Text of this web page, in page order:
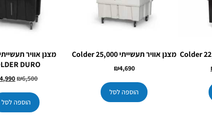
מצנן אוויר תעשייתי Colder 25,000
₪4,690
הוספה לסל
DURO
₪6,500
4,990
הוספה לסל